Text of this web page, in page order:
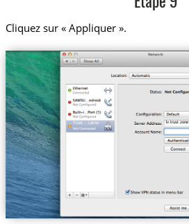
Cliquez sur « Appliquer ».
Trust....Latvia lv.trust.zone